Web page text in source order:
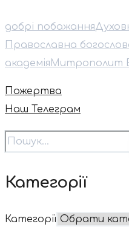
добрі побажання
Православна
академія ⁠Митрополит
Пожертва
Наш Телеграм
Категорії
Категорії